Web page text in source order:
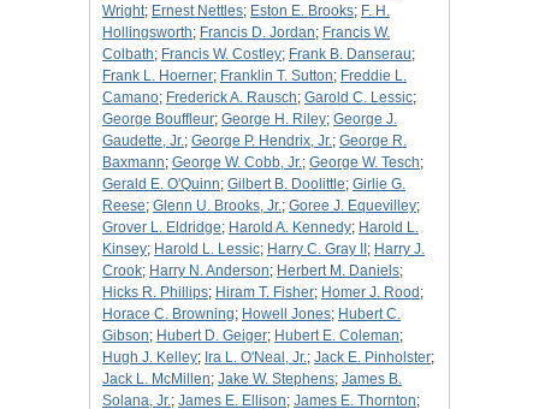
Wright; Ernest Nettles; Eston E. Brooks; F. H.
Hollingsworth; Francis D. Jordan; Francis W.
Colbath; Francis W. Costley; Frank B. Danserau;
Frank L. Hoerner; Franklin T. Sutton; Freddie L.
Camano; Frederick A. Rausch; Garold C. Lessic;
George Bouffleur; George H. Riley; George J.
Gaudette, Jr.; George P. Hendrix, Jr.; George R.
Baxmann; George W. Cobb, Jr.; George W. Tesch;
Gerald E. O'Quinn; Gilbert B. Doolittle; Girlie G.
Reese; Glenn U. Brooks, Jr.; Goree J. Equevilley;
Grover L. Eldridge; Harold A. Kennedy; Harold L.
Kinsey; Harold L. Lessic; Harry C. Gray II ; Harry J.
Crook; Harry N. Anderson; Herbert M. Daniels;
Hicks R. Phillips; Hiram T. Fisher; Homer J. Rood ;
Horace C. Browning; Howell Jones; Hubert C.
Gibson; Hubert D. Geiger; Hubert E. Coleman;
Hugh J. Kelley; Ira L. O'Neal, Jr.; Jack E. Pinholster;
Jack L. McMillen; Jake W. Stephens; James B.
Solana, Jr.; James E. Ellison; James E. Thornton;